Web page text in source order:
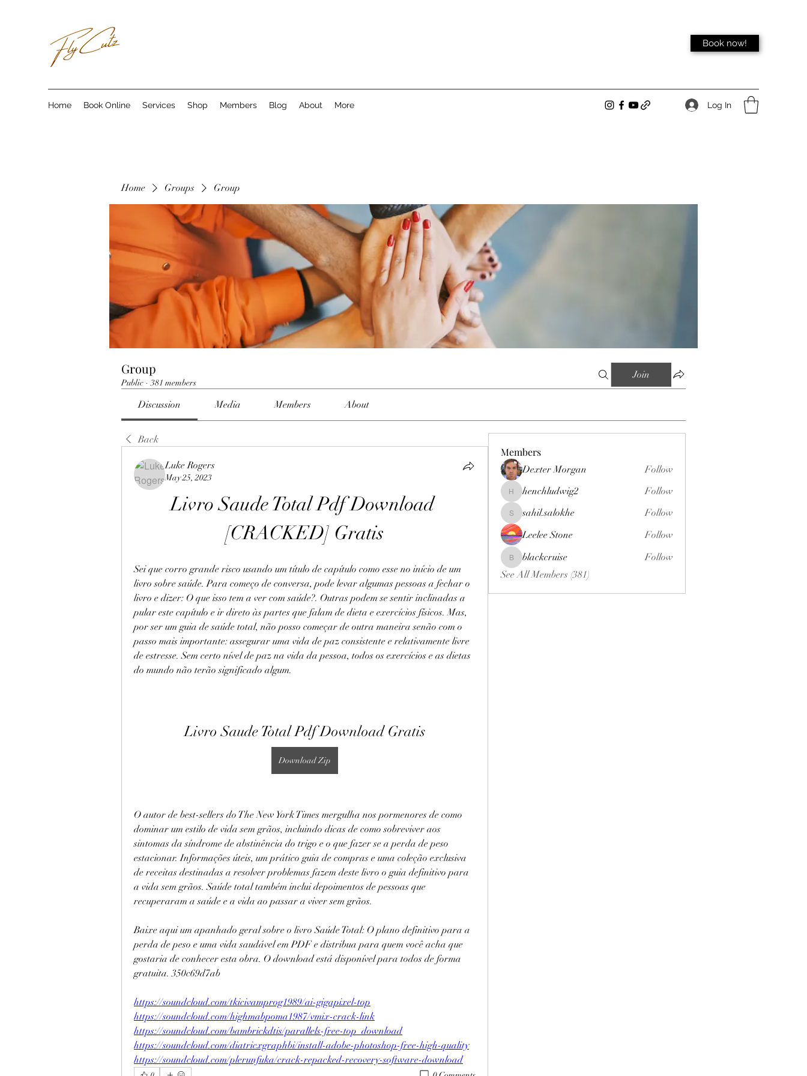
Book now!
Home Book Online Services Shop Members Blog About More Log In
Home Groups Group
Group
Public · 381 members
Join
Discussion Media Members About
Back
Luke Rogers
May 25, 2023
Livro Saude Total Pdf Download
[CRACKED] Gratis
Sei que corro grande risco usando um título de capítulo como esse no início de um
livro sobre saúde. Para começo de conversa, pode levar algumas pessoas a fechar o
livro e dizer: O que isso tem a ver com saúde?. Outras podem se sentir inclinadas a
pular este capítulo e ir direto às partes que falam de dieta e exercícios físicos. Mas,
por ser um guia de saúde total, não posso começar de outra maneira senão com o
passo mais importante: assegurar uma vida de paz consistente e relativamente livre
de estresse. Sem certo nível de paz na vida da pessoa, todos os exercícios e as dietas
do mundo não terão significado algum.
Livro Saude Total Pdf Download Gratis
Download Zip
O autor de best-sellers do The New York Times mergulha nos pormenores de como
dominar um estilo de vida sem grãos, incluindo dicas de como sobreviver aos
sintomas da síndrome de abstinência do trigo e o que fazer se a perda de peso
estacionar. Informações úteis, um prático guia de compras e uma coleção exclusiva
de receitas destinadas a resolver problemas fazem deste livro o guia definitivo para
a vida sem grãos. Saúde total também inclui depoimentos de pessoas que
recuperaram a saúde e a vida ao passar a viver sem grãos.
Baixe aqui um apanhado geral sobre o livro Saúde Total: O plano definitivo para a
perda de peso e uma vida saudável em PDF e distribua para quem você acha que
gostaria de conhecer esta obra. O download está disponível para todos de forma
gratuita. 350c69d7ab
https://soundcloud.com/tkicivamprog1989/ai-gigapixel-top
https://soundcloud.com/highmabpoma1987/vmix-crack-link
https://soundcloud.com/bambrickdtis/parallels-free-top_download
https://soundcloud.com/diatricxgraphbi/install-adobe-photoshop-free-high-quality
https://soundcloud.com/plerunfuka/crack-repacked-recovery-software-download
Members
Dexter Morgan Follow
henchludwig2
henchludwig2 Follow
sahil.salokhe
sahil.salokhe
Follow
Leelee Stone
Follow
blackcruise
blackcruise
Follow
See All Members (381)